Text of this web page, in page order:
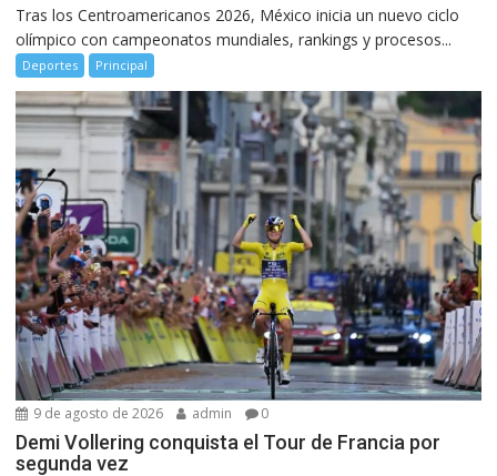
Tras los Centroamericanos 2026, México inicia un nuevo ciclo
olímpico con campeonatos mundiales, rankings y procesos...
Deportes Principal
9 de agosto de 2026 admin 0
Demi Vollering conquista el Tour de Francia por
segunda vez